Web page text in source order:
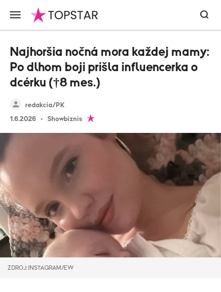
redakcia/PK
1.6.2026
Showbiznis
Najhoršia nočná mora každej mamy:
Po dlhom boji prišla influencerka o
dcérku (†8 mes.)
ZDROJ: INSTAGRAM/EW